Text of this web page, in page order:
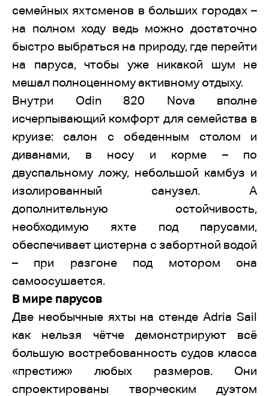
семейных яхтсменов в больших городах –
на полном ходу ведь можно достаточно
быстро выбраться на природу, где перейти
на паруса, чтобы уже никакой шум не
мешал полноценному активному отдыху.
Внутри Odin 820 Nova вполне
исчерпывающий комфорт для семейства в
круизе: салон с обеденным столом и
диванами, в носу и корме – по
двуспальному ложу, небольшой камбуз и
изолированный санузел. А
дополнительную остойчивость,
необходимую яхте под парусами,
обеспечивает цистерна с забортной водой
– при разгоне под мотором она
самоосушается.
В мире парусов
Две необычные яхты на стенде Adria Sail
как нельзя чётче демонстрируют всё
большую востребованность судов класса
«престиж» любых размеров. Они
спроектированы творческим дуэтом